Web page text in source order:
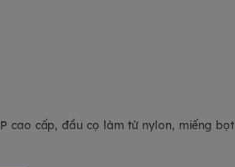
cao cấp, đầu cọ làm từ nylon, miếng bọt